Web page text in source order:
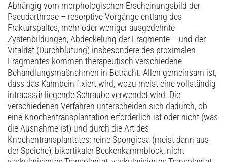
Abhängig vom morphologischen Erscheinungsbild der
Pseudarthrose – resorptive Vorgänge entlang des
Frakturspaltes, mehr oder weniger ausgedehnte
Zystenbildungen, Abdeckelung der Fragmente – und der
Vitalität (Durchblutung) insbesondere des proximalen
Fragmentes kommen therapeutisch verschiedene
Behandlungsmaßnahmen in Betracht. Allen gemeinsam ist,
dass das Kahnbein fixiert wird, wozu meist eine vollständig
intraossär liegende Schraube verwendet wird. Die
verschiedenen Verfahren unterscheiden sich dadurch, ob
eine Knochentransplantation erforderlich ist oder nicht (was
die Ausnahme ist) und durch die Art des
Knochentransplantates: reine Spongiosa (meist dann aus
der Speiche), bikortikaler Beckenkammblock, nicht-